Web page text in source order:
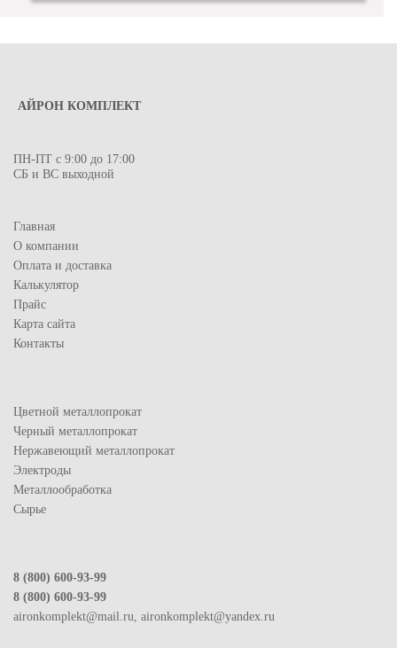
АЙРОН КОМПЛЕКТ
ПН-ПТ с 9:00 до 17:00
СБ и ВС выходной
Главная
О компании
Оплата и доставка
Калькулятор
Прайс
Карта сайта
Контакты
Цветной металлопрокат
Черный металлопрокат
Нержавеющий металлопрокат
Электроды
Металлообработка
Сырье
8 (800) 600-93-99
8 (800) 600-93-99
aironkomplekt@mail.ru, aironkomplekt@yandex.ru